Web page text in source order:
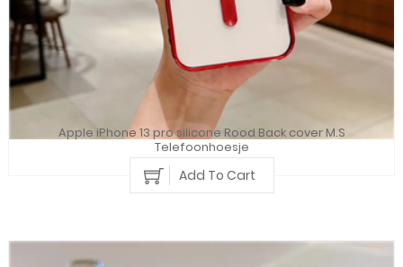
Apple iPhone 13 pro silicone Rood Back cover M.S
Telefoonhoesje
Add To Cart